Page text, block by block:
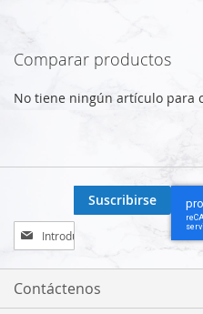
Comparar productos
No tiene ningún artículo para
Inscríbase
a
nuestro
boletín
Suscribirse
Contáctenos